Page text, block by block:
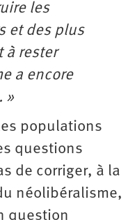
les
et des plus
à rester
a encore
»
populations
questions
de corriger, à la
néolibéralisme,
question